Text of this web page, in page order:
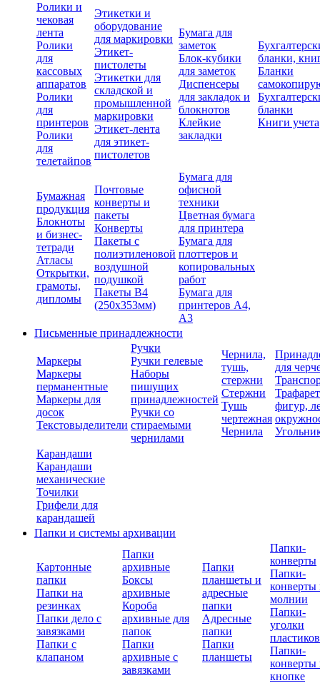
Ролики и
чековая
лента
Ролики
для
кассовых
аппаратов
Ролики
для
принтеров
Ролики
для
телетайпов
Этикетки и
оборудование
для маркировки
Этикет-
пистолеты
Этикетки для
складской и
промышленной
маркировки
Этикет-лента
для этикет-
пистолетов
Бумага для
заметок
Блок-кубики
для заметок
Диспенсеры
для закладок и
блокнотов
Клейкие
закладки
бланки,
Бланки
бланки
Книги учета
Бумажная
продукция
Блокноты
и бизнес-
тетради
Атласы
Открытки,
грамоты,
дипломы
Почтовые
конверты и
пакеты
Конверты
Пакеты с
полиэтиленовой
воздушной
подушкой
Пакеты В4
(250х353мм)
Бумага для
офисной
техники
Цветная бумага
для принтера
Бумага для
плоттеров и
копировальных
работ
Бумага для
принтеров А4,
А3
Письменные принадлежности
Маркеры
Маркеры
перманентные
Маркеры для
досок
Текстовыделители
Ручки
Ручки гелевые
Наборы
пишущих
принадлежностей
Ручки со
стираемыми
чернилами
Чернила,
тушь,
стержни
Стержни
Тушь
чертежная
Чернила
для
фигур,
Карандаши
Карандаши
механические
Точилки
Грифели для
карандашей
Папки и системы архивации
Картонные
папки
Папки на
резинках
Папки дело с
завязками
Папки с
клапаном
Папки
архивные
Боксы
архивные
Короба
архивные для
папок
Папки
архивные с
завязками
Папки
планшеты и
адресные
папки
Адресные
папки
Папки
планшеты
Папки-
конверты
Папки-
конверты
молнии
Папки-
уголки
Папки-
конверты
кнопке